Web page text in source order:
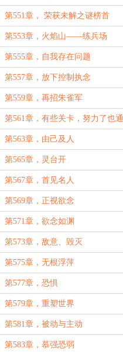
第551章， 荣获未解之谜榜首
第553章，火焰山——练兵场
第555章，自我存在问题
第557章，放下控制执念
第559章，再招朱雀军
第561章，有些关卡，努力了也通
不过
第563章，由己及人
第565章，灵台开
第567章，首见名人
第569章，正视欲念
第571章，欲念如渊
第573章，敌意、毁灭
第575章，无根浮萍
第577章，恐惧
第579章，重塑世界
第581章，被动与主动
第583章，慕强恐弱